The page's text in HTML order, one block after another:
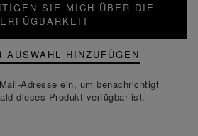
SIE MICH ÜBER DIE
AUSWAHL HINZUFÜGEN
Adresse ein, um benachrichtigt
dieses Produkt verfügbar ist.